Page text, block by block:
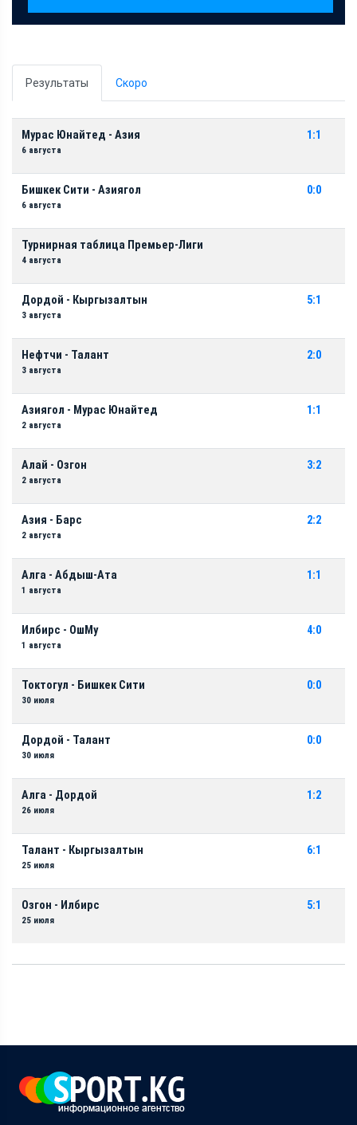
Результаты Скоро
Мурас Юнайтед - Азия
6 августа
1:1
Бишкек Сити - Азиягол
6 августа
0:0
Турнирная таблица Премьер-Лиги
4 августа
Дордой - Кыргызалтын
3 августа
5:1
Нефтчи - Талант
3 августа
2:0
Азиягол - Мурас Юнайтед
2 августа
1:1
Алай - Озгон
2 августа
3:2
Азия - Барс
2 августа
2:2
Алга - Абдыш-Ата
1 августа
1:1
Илбирс - ОшМу
1 августа
4:0
Токтогул - Бишкек Сити
30 июля
0:0
Дордой - Талант
30 июля
0:0
Алга - Дордой
26 июля
1:2
Талант - Кыргызалтын
25 июля
6:1
Озгон - Илбирс
25 июля
5:1